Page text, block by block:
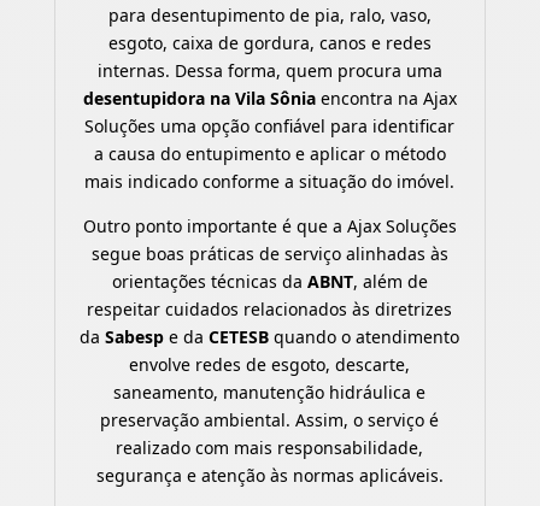
para desentupimento de pia, ralo, vaso,
esgoto, caixa de gordura, canos e redes
internas. Dessa forma, quem procura uma
desentupidora na Vila Sôniaencontra na Ajax
Soluções uma opção confiável para identificar
a causa do entupimento e aplicar o método
mais indicado conforme a situação do imóvel.
Outro ponto importante é que a Ajax Soluções
segue boas práticas de serviço alinhadas às
orientações técnicas da ABNT, além de
respeitar cuidados relacionados às diretrizes
daSabesp e daCETESB quando o atendimento
envolve redes de esgoto, descarte,
saneamento, manutenção hidráulica e
preservação ambiental. Assim, o serviço é
realizado com mais responsabilidade,
segurança e atenção às normas aplicáveis.